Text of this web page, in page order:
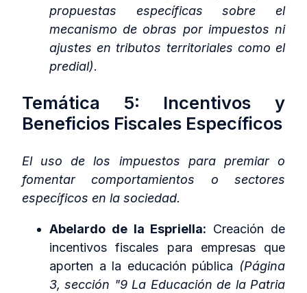
propuestas específicas sobre el
mecanismo de obras por impuestos ni
ajustes en tributos territoriales como el
predial).
Temática 5: Incentivos y
Beneficios Fiscales Específicos
El uso de los impuestos para premiar o
fomentar comportamientos o sectores
específicos en la sociedad.
Abelardo de la Espriella: Creación de
incentivos fiscales para empresas que
aporten a la educación pública (Página
3, sección "9 La Educación de la Patria